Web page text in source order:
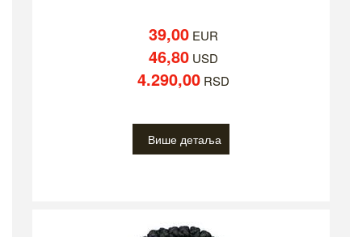
39,00EUR
46,80USD
4.290,00RSD
Више детаља